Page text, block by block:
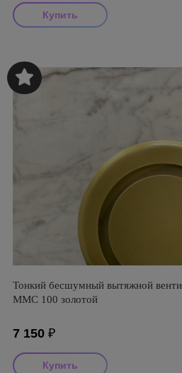
Тонкий бесшумный вытяжной
ММC 100 золотой
7 150 ₽